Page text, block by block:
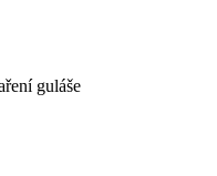
guláše